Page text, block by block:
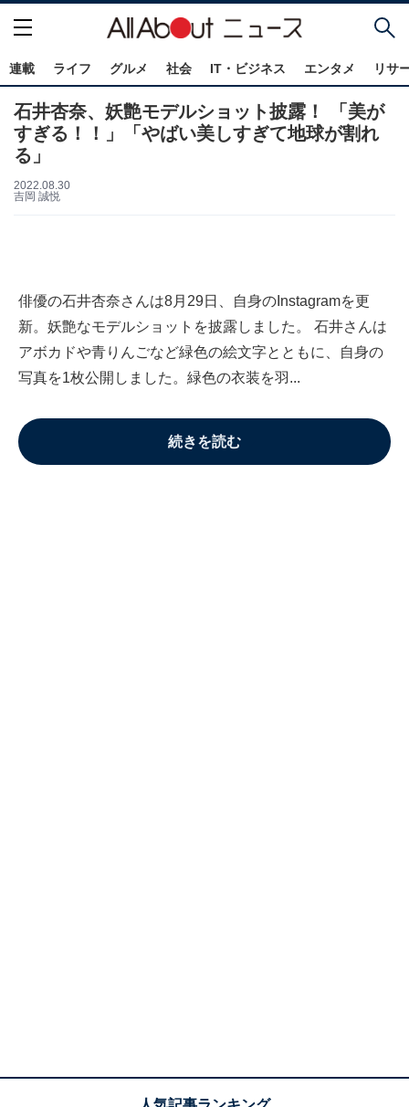
連載 ライフ グルメ 社会 IT・ビジネス エンタメ リサ
石井杏奈、妖艶モデルショット披露！ 「美が
すぎる！！」「やばい美しすぎて地球が割れ
る」
2022.08.30
吉岡 誠悦
俳優の石井杏奈さんは8月29日、自身のInstagramを更
新。妖艶なモデルショットを披露しました。 石井さんは
アボカドや青りんごなど緑色の絵文字とともに、自身の
写真を1枚公開しました。緑色の衣装を羽...
続きを読む